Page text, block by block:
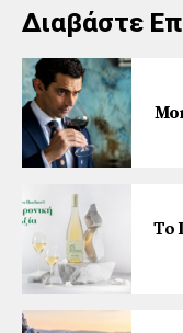
Διαβάστε
Το